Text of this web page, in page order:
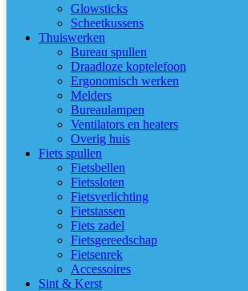
Glowsticks
Scheetkussens
Thuiswerken
Bureau spullen
Draadloze koptelefoon
Ergonomisch werken
Melders
Bureaulampen
Ventilators en heaters
Overig huis
Fiets spullen
Fietsbellen
Fietssloten
Fietsverlichting
Fietstassen
Fiets zadel
Fietsgereedschap
Fietsenrek
Accessoires
Sint & Kerst